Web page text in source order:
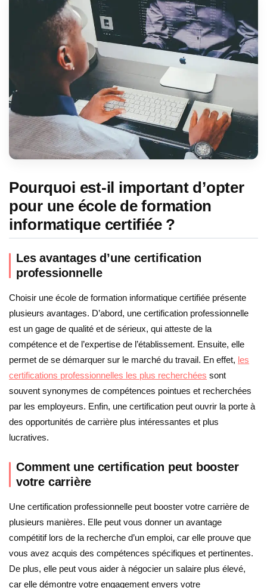
Pourquoi est-il important d’opter
pour une école de formation
informatique certifiée ?
Les avantages d’une certification
professionnelle
Choisir une école de formation informatique certifiée présente
plusieurs avantages. D’abord, une certification professionnelle
est un gage de qualité et de sérieux, qui atteste de la
compétence et de l’expertise de l’établissement. Ensuite, elle
permet de se démarquer sur le marché du travail. En effet, les
certifications professionnelles les plus recherchées sont
souvent synonymes de compétences pointues et recherchées
par les employeurs. Enfin, une certification peut ouvrir la porte à
des opportunités de carrière plus intéressantes et plus
lucratives.
Comment une certification peut booster
votre carrière
Une certification professionnelle peut booster votre carrière de
plusieurs manières. Elle peut vous donner un avantage
compétitif lors de la recherche d’un emploi, car elle prouve que
vous avez acquis des compétences spécifiques et pertinentes.
De plus, elle peut vous aider à négocier un salaire plus élevé,
car elle démontre votre engagement envers votre